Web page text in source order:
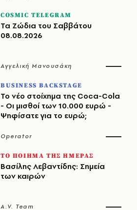
COSMIC TELEGRAM
Τα Ζώδια του Σαββάτου
08.08.2026
Αγγελική Μανουσάκη
BUSINESS BACKSTAGE
Το νέο στοίχημα της Coca-Cola
- Οι μισθοί των 10.000 ευρώ -
Ψηφίσατε για το ευρώ;
Operator
ΤΟ ΠΟΙΗΜΑ ΤΗΣ ΗΜΕΡΑΣ
Βασίλης Λεβαντίδης: Σημεία
των καιρών
A.V. Team